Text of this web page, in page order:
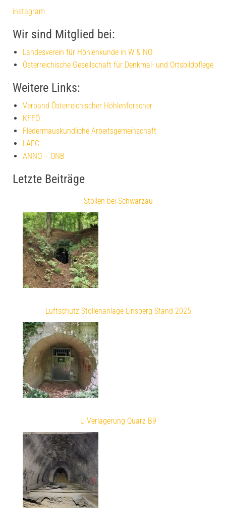
instagram
Wir sind Mitglied bei:
Landesverein für Höhlenkunde in W & NÖ
Österreichische Gesellschaft für Denkmal- und Ortsbildpflege
Weitere Links:
Verband Österreichischer Höhlenforscher
KFFÖ
Fledermauskundliche Arbeitsgemeinschaft
LAFC
ANNO – ÖNB
Letzte Beiträge
Stollen bei Schwarzau
Luftschutz-Stollenanlage Linsberg Stand 2025
U-Verlagerung Quarz B9